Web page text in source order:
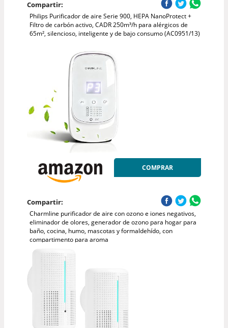
Compartir:
Philips Purificador de aire Serie 900, HEPA NanoProtect +
Filtro de carbón activo, CADR 250m³/h para alérgicos de
65m², silencioso, inteligente y de bajo consumo (AC0951/13)
COMPRAR
Compartir:
Charmline purificador de aire con ozono e iones negativos,
eliminador de olores, generador de ozono para hogar para
baño, cocina, humo, mascotas y formaldehído, con
compartimento para aroma